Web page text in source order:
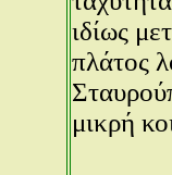
ιδίως
πλάτος
μικρή